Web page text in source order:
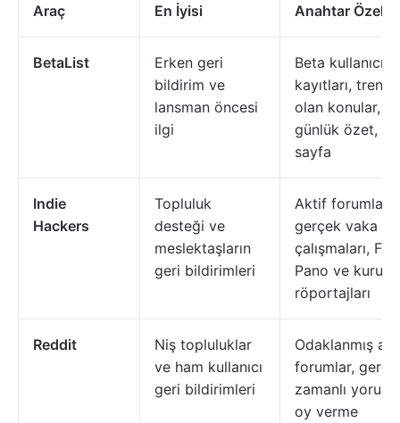
Araç En İyisi Anahtar
BetaList
Erken geri
bildirim ve
lansman öncesi
ilgi
Beta kullanıcı
kayıtları, trend
olan konular,
günlük özet,
sayfa
Indie
Hackers
Topluluk
desteği ve
meslektaşların
geri bildirimleri
Aktif forumlar,
gerçek vaka
çalışmaları,
Pano ve kurucu
röportajları
Reddit
Niş topluluklar
ve ham kullanıcı
geri bildirimleri
Odaklanmış alt
forumlar,
zamanlı
oy verme